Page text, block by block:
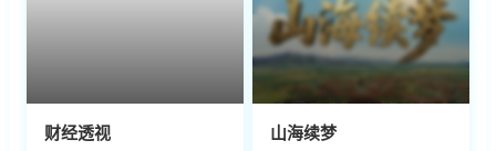
财经透视 山海续梦